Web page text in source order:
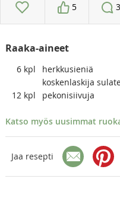
5 3
Raaka-aineet
6 kpl
herkkusieniä
koskenlaskija
12 kpl pekonisiivuja
Katso myös uusimmat
Jaa resepti